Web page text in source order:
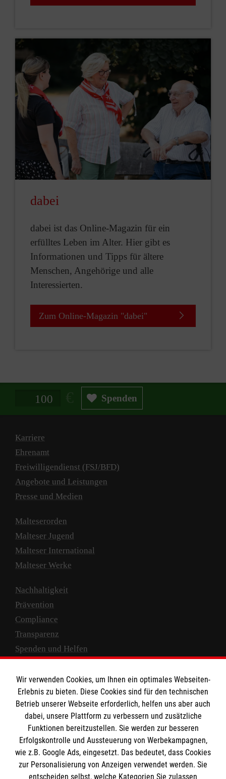
dabei
dabei ist das Online-Magazin für ein
erfülltes Leben im Alter. Hier gibt es
Informationen und Tipps für ältere
Menschen, Angehörige und alle
Interessierten.
Zum Online-Magazin "dabei"
Spendenbetrag in Euro Spenden
Karriere
Ehrenamt
Freiwilligendienst (FSJ/BFD)
Angebote und Leistungen
Presse und Medien
Malteserorden
Malteser Jugend
Malteser International
Malteser Werke
Nachhaltigkeit
Prävention
Compliance
Transparenz
Spenden und Helfen
Empfänger: Malteser Hilfsdienst e.V.
IBAN: DE10 3706 0120 1201 2000 12
BIC: GENODED 1PA7
Wir verwenden Cookies, um Ihnen ein optimales Webseiten-
Erlebnis zu bieten. Diese Cookies sind für den technischen
Betrieb unserer Webseite erforderlich, helfen uns aber auch
dabei, unsere Plattform zu verbessern und zusätzliche
Funktionen bereitzustellen. Sie werden zur besseren
Erfolgskontrolle und Aussteuerung von Werbekampagnen,
wie z.B. Google Ads, eingesetzt. Das bedeutet, dass Cookies
zur Personalisierung von Anzeigen verwendet werden. Sie
entscheiden selbst, welche Kategorien Sie zulassen